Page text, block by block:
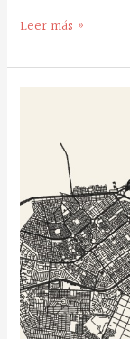
Leer más »
herramienta
imbricar
arte,
política
y
cultura